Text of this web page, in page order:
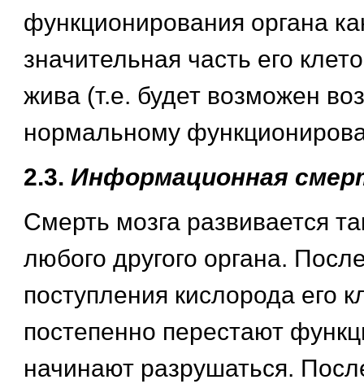
функционирования органа
значительная часть его
жива (т.е. будет возможен
нормальному
2.3. Информационная
Смерть мозга развивается
любого другого органа.
поступления кислорода его
постепенно перестают
начинают разрушаться.